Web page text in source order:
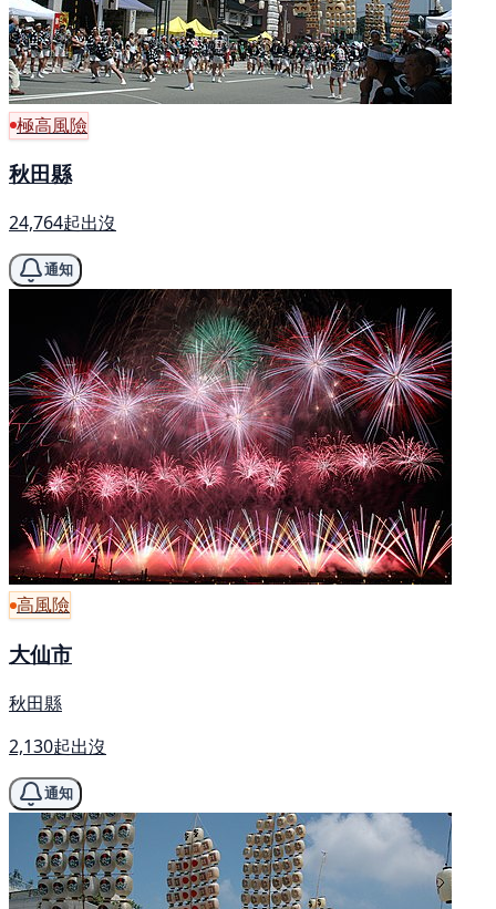
極高風險
秋田縣
24,764起出沒
通知
高風險
大仙市
秋田縣
2,130起出沒
通知